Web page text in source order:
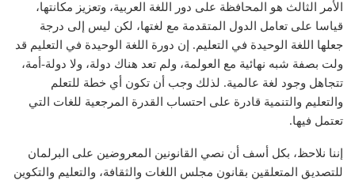
الأمر الثالث هو المحافظة على دور اللغة العربية، وتعزيز مكانتها،
قياسا على تعامل الدول المتقدمة مع لغتها، لكن ليس إلى درجة
جعلها اللغة الوحيدة في التعليم. إن دورة اللغة الوحيدة في التعليم قد
ولت بصفة شبه نهائية مع العولمة، ولم تعد هناك دولة، ولا دولة-أمة،
تتجاهل وجود لغة عالمية. لذلك وجب أن تكون أي خطة للتعلم
والتعليم والتنمية قادرة على احتساب القدرة المرجعية للغات التي
تعتمل فيها.
إننا نلاحظ، بكل أسف أن نصي القانونين المعروضين على البرلمان
للتصديق المتعلقين بقانون مجلس اللغات والثقافة، والتعليم والتكوين